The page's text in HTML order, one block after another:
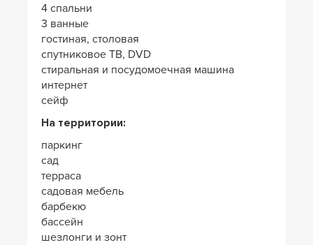
4 спальни
3 ванные
гостиная, столовая
спутниковое ТВ, DVD
cтиральная и посудомоечная машина
интернет
сейф
На территории:
паркинг
сад
терраса
садовая мебель
барбекю
бассейн
шезлонги и зонт